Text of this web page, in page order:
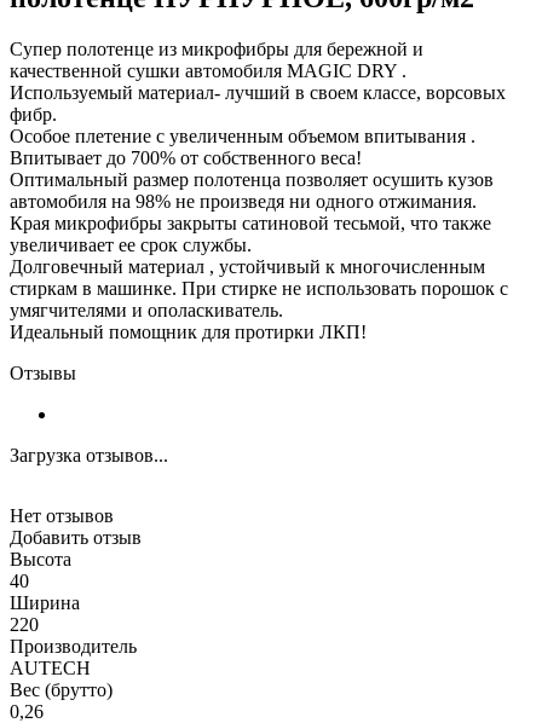
Супер полотенце из микрофибры для бережной и
качественной сушки автомобиля MAGIC DRY .
Используемый материал- лучший в своем классе, ворсовых
фибр.
Особое плетение с увеличенным объемом впитывания .
Впитывает до 700% от собственного веса!
Оптимальный размер полотенца позволяет осушить кузов
автомобиля на 98% не произведя ни одного отжимания.
Края микрофибры закрыты сатиновой тесьмой, что также
увеличивает ее срок службы.
Долговечный материал , устойчивый к многочисленным
стиркам в машинке. При стирке не использовать порошок с
умягчителями и ополаскиватель.
Идеальный помощник для протирки ЛКП!
Отзывы
Загрузка отзывов...
Нет отзывов
Добавить отзыв
Высота
40
Ширина
220
Производитель
AUTECH
Вес (брутто)
0,26